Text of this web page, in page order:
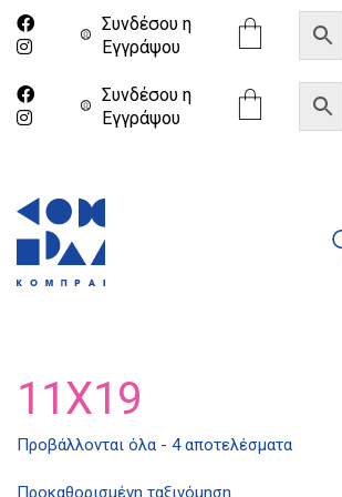
Συνδέσου η
Eγγράψου
Συνδέσου η
Eγγράψου
11X19
Προβάλλονται όλα - 4 αποτελέσματα
Προκαθορισμένη ταξινόμηση